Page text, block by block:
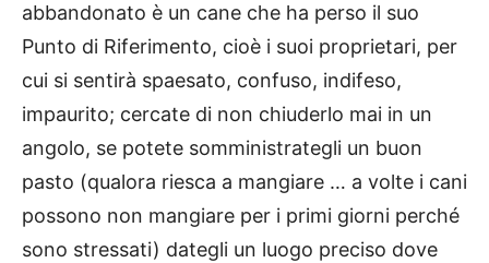
abbandonato è un cane che ha perso il suo
Punto di Riferimento, cioè i suoi proprietari, per
cui si sentirà spaesato, confuso, indifeso,
impaurito; cercate di non chiuderlo mai in un
angolo, se potete somministrategli un buon
pasto (qualora riesca a mangiare … a volte i cani
possono non mangiare per i primi giorni perché
sono stressati) dategli un luogo preciso dove